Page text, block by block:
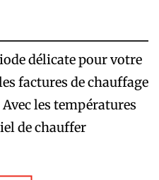
délicate pour votre
factures de chauffage
les températures
de chauffer